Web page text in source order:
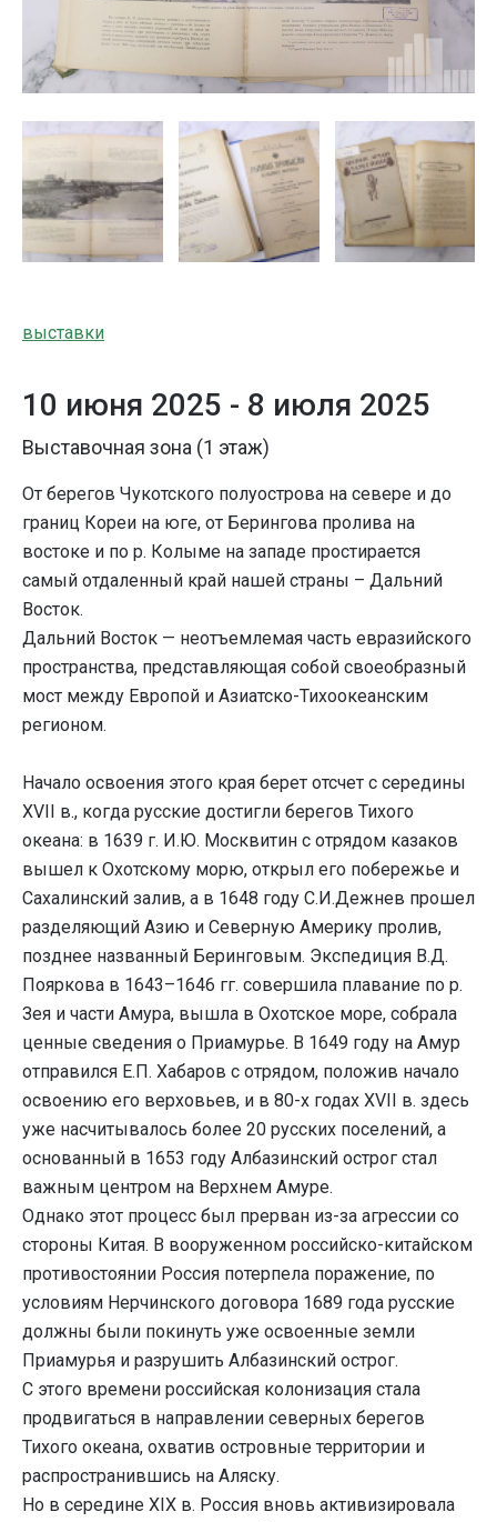
выставки
10 июня 2025 - 8 июля 2025
Выставочная зона (1 этаж)
От берегов Чукотского полуострова на севере и до
границ Кореи на юге, от Берингова пролива на
востоке и по р. Колыме на западе простирается
самый отдаленный край нашей страны – Дальний
Восток.
Дальний Восток — неотъемлемая часть евразийского
пространства, представляющая собой своеобразный
мост между Европой и Азиатско-Тихоокеанским
регионом.
Начало освоения этого края берет отсчет с середины
ХVII в., когда русские достигли берегов Тихого
океана: в 1639 г. И.Ю. Москвитин с отрядом казаков
вышел к Охотскому морю, открыл его побережье и
Сахалинский залив, а в 1648 году С.И.Дежнев прошел
разделяющий Азию и Северную Америку пролив,
позднее названный Беринговым. Экспедиция В.Д.
Пояркова в 1643–1646 гг. совершила плавание по р.
Зея и части Амура, вышла в Охотское море, собрала
ценные сведения о Приамурье. В 1649 году на Амур
отправился Е.П. Хабаров с отрядом, положив начало
освоению его верховьев, и в 80-х годах XVII в. здесь
уже насчитывалось более 20 русских поселений, а
основанный в 1653 году Албазинский острог стал
важным центром на Верхнем Амуре.
Однако этот процесс был прерван из-за агрессии со
стороны Китая. В вооруженном российско-китайском
противостоянии Россия потерпела поражение, по
условиям Нерчинского договора 1689 года русские
должны были покинуть уже освоенные земли
Приамурья и разрушить Албазинский острог.
С этого времени российская колонизация стала
продвигаться в направлении северных берегов
Тихого океана, охватив островные территории и
распространившись на Аляску.
Но в середине XIX в. Россия вновь активизировала